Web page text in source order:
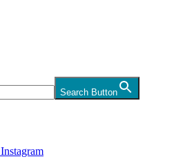
Search Button
Instagram